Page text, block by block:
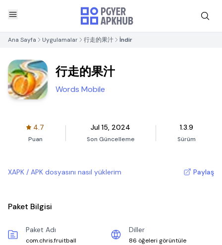
Ana Sayfa Uygulamalar 行走的果汁 İndir
行走的果汁
Words Mobile
4.7
Puan
Jul 15, 2024
Son Güncelleme
1.3.9
Sürüm
XAPK / APK dosyasını nasıl yüklerim Paylaş
Paket Bilgisi
Paket Adı
com.chris.fruitball
Diller
86 öğeleri görüntüle